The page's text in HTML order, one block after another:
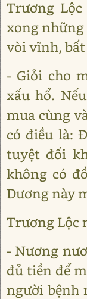
Trương
xong những
vòi vĩnh,
- Giỏi cho
xấu hổ.
mua cùng
có điều là:
tuyệt đối
không có
Dương này
Trương Lộc
- Nương
đủ tiền để
người bệnh